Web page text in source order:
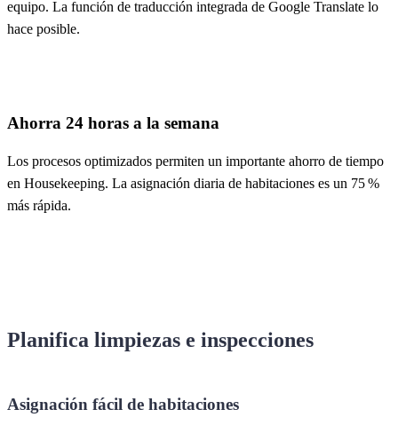
equipo. La función de traducción integrada de Google Translate lo
hace posible.
Ahorra 24 horas a la semana
Los procesos optimizados permiten un importante ahorro de tiempo
en Housekeeping. La asignación diaria de habitaciones es un 75 %
más rápida.
Planifica limpiezas e inspecciones
Asignación fácil de habitaciones